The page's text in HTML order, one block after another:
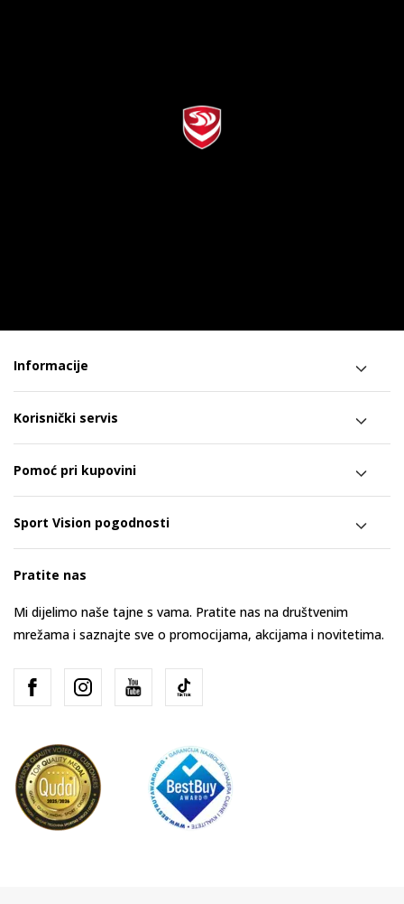
Informacije
Korisnički servis
Pomoć pri kupovini
Sport Vision pogodnosti
Pratite nas
Mi dijelimo naše tajne s vama. Pratite nas na društvenim
mrežama i saznajte sve o promocijama, akcijama i novitetima.